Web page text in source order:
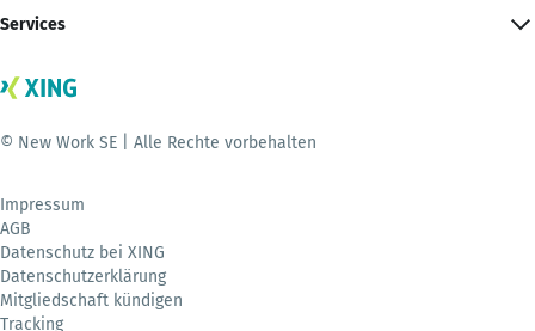
Services
© New Work SE | Alle Rechte vorbehalten
Impressum
AGB
Datenschutz bei XING
Datenschutzerklärung
Mitgliedschaft kündigen
Tracking